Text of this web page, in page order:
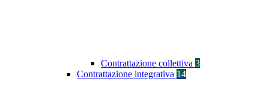
Contrattazione collettiva 3
Contrattazione integrativa 14